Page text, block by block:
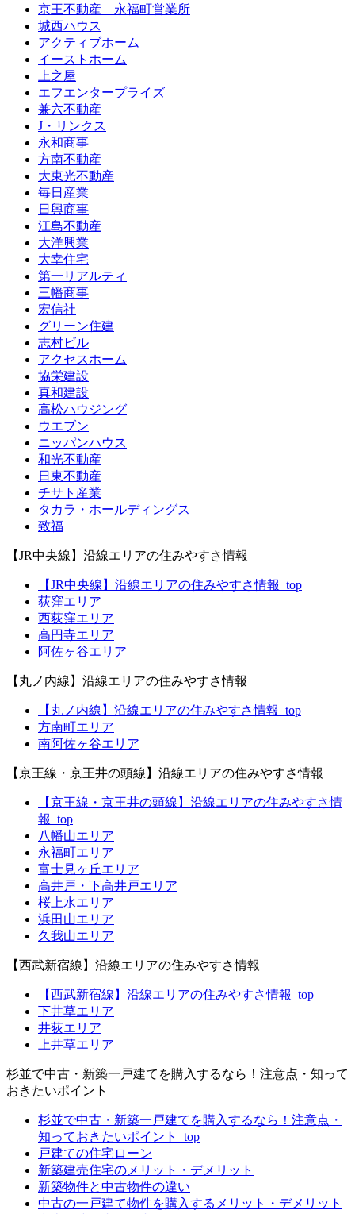
京王不動産 永福町営業所
城西ハウス
アクティブホーム
イーストホーム
上之屋
エフエンタープライズ
兼六不動産
J・リンクス
永和商事
方南不動産
大東光不動産
毎日産業
日興商事
江島不動産
大洋興業
大幸住宅
第一リアルティ
三幡商事
宏信社
グリーン住建
志村ビル
アクセスホーム
協栄建設
真和建設
高松ハウジング
ウエブン
ニッパンハウス
和光不動産
日東不動産
チサト産業
タカラ・ホールディングス
致福
【JR中央線】沿線エリアの住みやすさ情報
【JR中央線】沿線エリアの住みやすさ情報_top
荻窪エリア
西荻窪エリア
高円寺エリア
阿佐ヶ谷エリア
【丸ノ内線】沿線エリアの住みやすさ情報
【丸ノ内線】沿線エリアの住みやすさ情報_top
方南町エリア
南阿佐ヶ谷エリア
【京王線・京王井の頭線】沿線エリアの住みやすさ情報
【京王線・京王井の頭線】沿線エリアの住みやすさ情
報_top
八幡山エリア
永福町エリア
富士見ヶ丘エリア
高井戸・下高井戸エリア
桜上水エリア
浜田山エリア
久我山エリア
【西武新宿線】沿線エリアの住みやすさ情報
【西武新宿線】沿線エリアの住みやすさ情報_top
下井草エリア
井荻エリア
上井草エリア
杉並で中古・新築一戸建てを購入するなら！注意点・知って
おきたいポイント
杉並で中古・新築一戸建てを購入するなら！注意点・
知っておきたいポイント_top
戸建ての住宅ローン
新築建売住宅のメリット・デメリット
新築物件と中古物件の違い
中古の一戸建て物件を購入するメリット・デメリット